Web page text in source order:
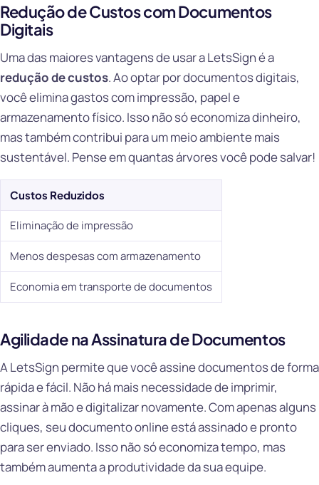
Redução de Custos com Documentos
Digitais
Uma das maiores vantagens de usar a LetsSign é a
redução de custos. Ao optar por documentos digitais,
você elimina gastos com impressão, papel e
armazenamento físico. Isso não só economiza dinheiro,
mas também contribui para um meio ambiente mais
sustentável. Pense em quantas árvores você pode salvar!
Custos Reduzidos
Eliminação de impressão
Menos despesas com armazenamento
Economia em transporte de documentos
Agilidade na Assinatura de Documentos
A LetsSign permite que você assine documentos de forma
rápida e fácil. Não há mais necessidade de imprimir,
assinar à mão e digitalizar novamente. Com apenas alguns
cliques, seu documento online está assinado e pronto
para ser enviado. Isso não só economiza tempo, mas
também aumenta a produtividade da sua equipe.